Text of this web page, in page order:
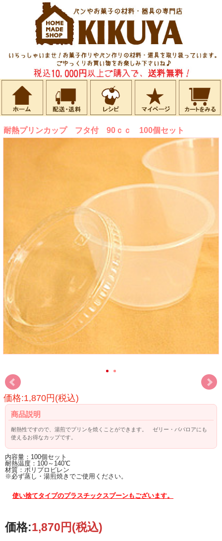
耐熱プリンカップ フタ付 90ｃｃ 100個セット
価格:1,870円(税込)
商品説明
耐熱性ですので、湯煎でプリンを焼くことができます。 ゼリー・ババロアにも
使えるお得なカップです。
内容量：100個セット
耐熱温度：100～140℃
材質：ポリプロピレン
※必ず蒸し・湯煎焼きでご使用ください。
使い捨てタイプのプラスチックスプーンもございます。
価格:1,870円(税込)